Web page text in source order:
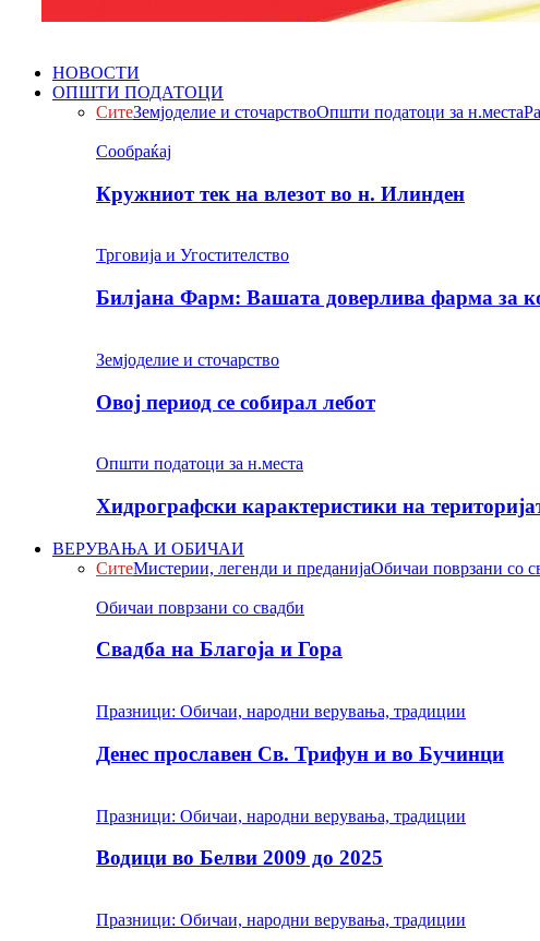
НОВОСТИ
ОПШТИ ПОДАТОЦИ
СитеЗемјоделие и сточарствоОпшти податоци за н.места
Сообраќај
Кружниот тек на влезот во н. Илинден
Трговија и Угостителство
Билјана Фарм: Вашата доверлива фарма за
Земјоделие и сточарство
Овој период се собирал лебот
Општи податоци за н.места
Хидрографски карактеристики на
ВЕРУВАЊА И ОБИЧАИ
СитеМистерии, легенди и преданијаОбичаи поврзани со
Обичаи поврзани со свадби
Свадба на Благоја и Гора
Празници: Обичаи, народни верувања, традиции
Денес прославен Св. Трифун и во Бучинци
Празници: Обичаи, народни верувања, традиции
Водици во Белви 2009 до 2025
Празници: Обичаи, народни верувања, традиции